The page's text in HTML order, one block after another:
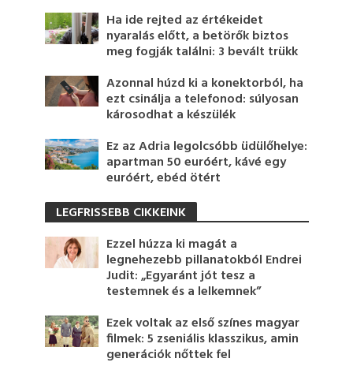
Ha ide rejted az értékeidet
nyaralás előtt, a betörők biztos
meg fogják találni: 3 bevált trükk
Azonnal húzd ki a konektorból, ha
ezt csinálja a telefonod: súlyosan
károsodhat a készülék
Ez az Adria legolcsóbb üdülőhelye:
apartman 50 euróért, kávé egy
euróért, ebéd ötért
LEGFRISSEBB CIKKEINK
Ezzel húzza ki magát a
legnehezebb pillanatokból Endrei
Judit: „Egyaránt jót tesz a
testemnek és a lelkemnek”
Ezek voltak az első színes magyar
filmek: 5 zseniális klasszikus, amin
generációk nőttek fel